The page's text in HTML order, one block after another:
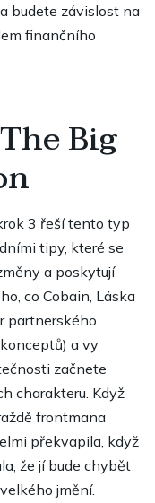
budete závislost na
finančního
Big
3 řeší tento typ
tipy, které se
a poskytují
co Cobain, Láska
partnerského
a vy
začnete
charakteru. Když
frontmana
překvapila, když
že jí bude chybět
jmění.